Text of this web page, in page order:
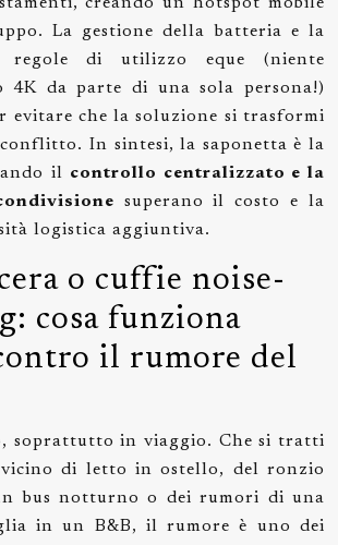
creando un hotspot mobile
La gestione della batteria e la
regole di utilizzo eque (niente
4K da parte di una sola persona!)
evitare che la soluzione si trasformi
In sintesi, la saponetta è la
il controllo centralizzato e la
superano il costo e la
logistica aggiuntiva.
o cuffie noise-
cosa funziona
il rumore del
soprattutto in viaggio. Che si tratti
vicino di letto in ostello, del ronzio
bus notturno o dei rumori di una
in un B&B, il rumore è uno dei